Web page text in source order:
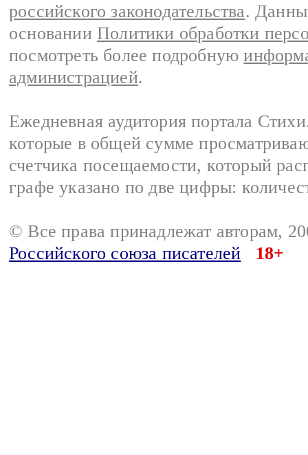
российского законодательства.
основании Политики обработки
посмотреть более подробную
администрацией.
Ежедневная аудитория портала
которые в общей сумме
счетчика посещаемости, который
графе указано по две цифры:
© Все права принадлежат авторам,
Российского союза писателей
18+